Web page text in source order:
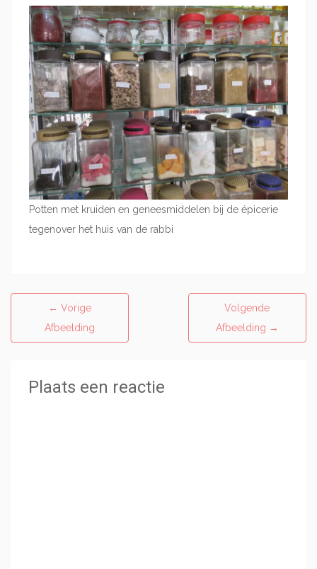
Potten met kruiden en geneesmiddelen bij de épicerie
tegenover het huis van de rabbi
← Vorige
Afbeelding
Volgende
Afbeelding →
Plaats een reactie